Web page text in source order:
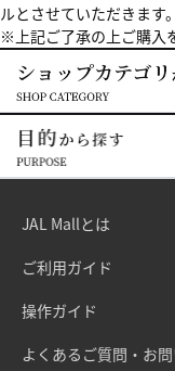
ルとさせていただきます。
※上記ご了承の上ご購入
JAL Mallとは
ご利用ガイド
操作ガイド
よくあるご質問・お